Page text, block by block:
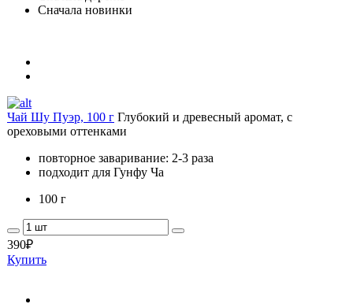
Сначала новинки
Чай Шу Пуэр, 100 г Глубокий и древесный аромат, с
ореховыми оттенками
повторное заваривание: 2-3 раза
подходит для Гунфу Ча
100 г
390₽
Купить